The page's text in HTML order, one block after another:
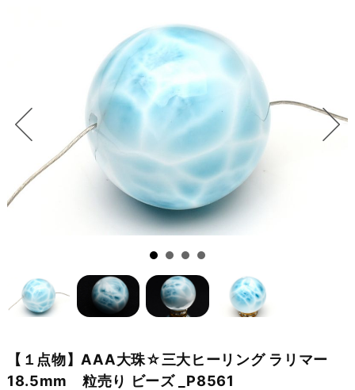
【１点物】AAA大珠☆三大ヒーリング ラリマー
18.5mm 粒売り ビーズ _P8561